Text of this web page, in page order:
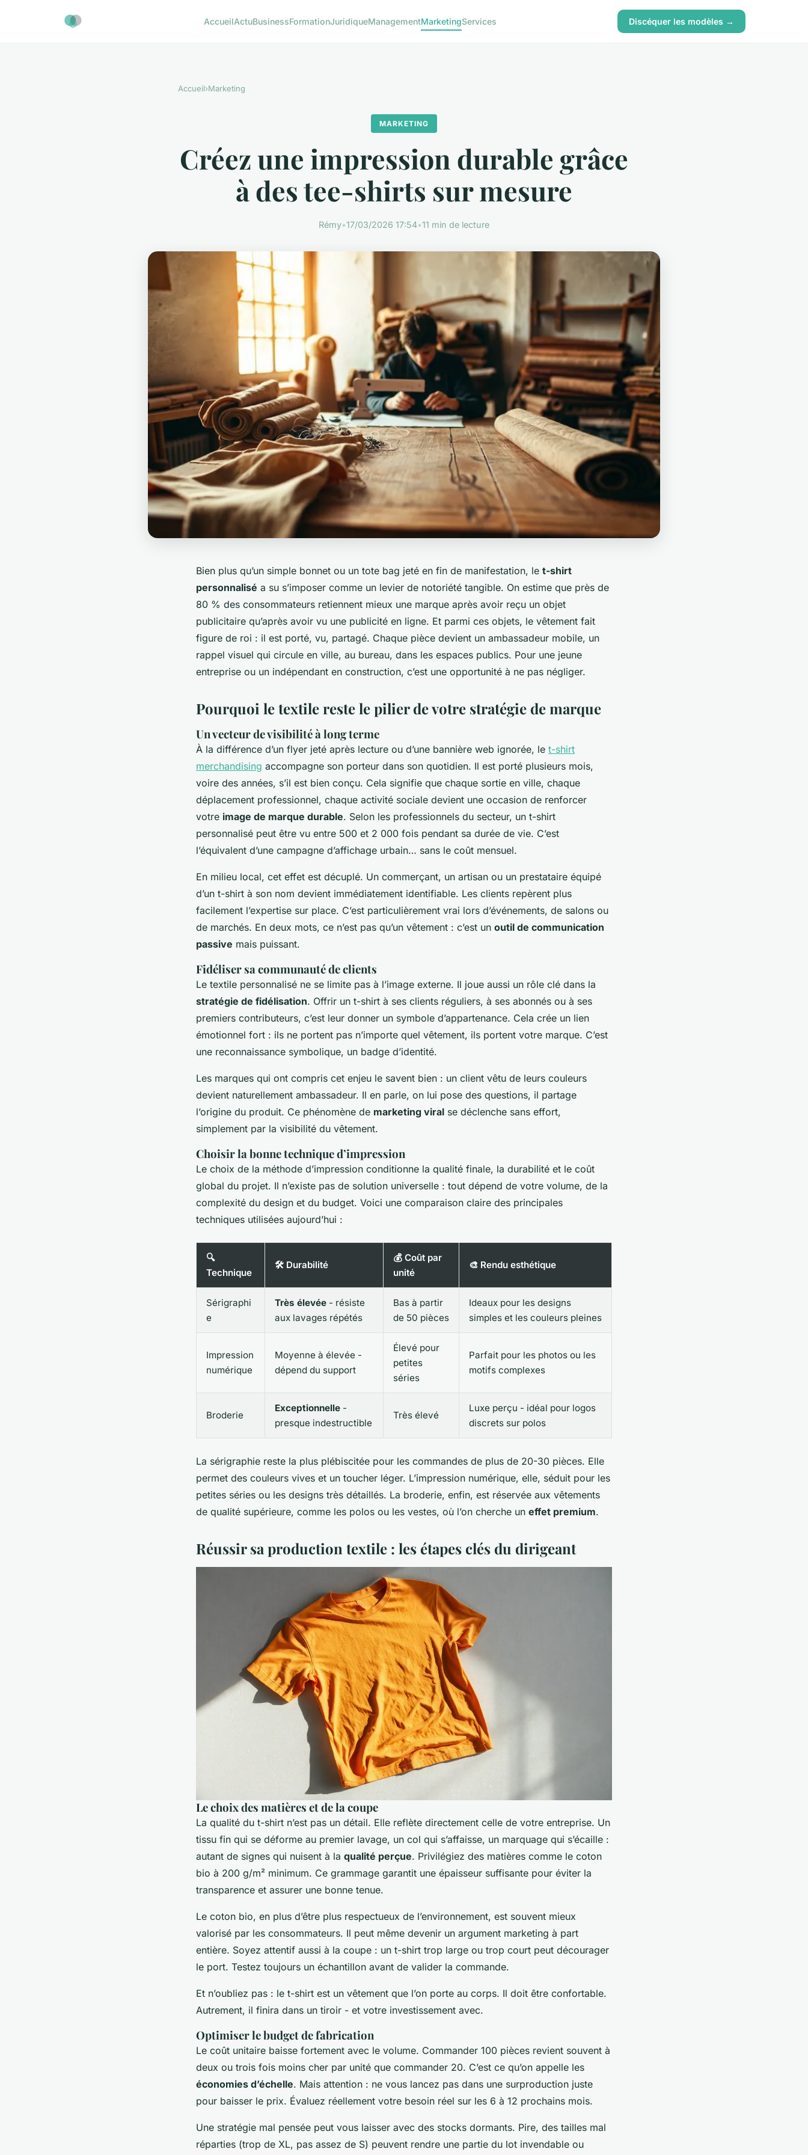
AccueilActuBusinessFormationJuridiqueManagementMarketingServices Discéquer les modèles →
Accueil›Marketing
MARKETING
Créez une impression durable grâce
à des tee-shirts sur mesure
Rémy•17/03/2026 17:54•11 min de lecture
Bien plus qu’un simple bonnet ou un tote bag jeté en fin de manifestation, le t-shirt
personnalisé a su s’imposer comme un levier de notoriété tangible. On estime que près de
80 % des consommateurs retiennent mieux une marque après avoir reçu un objet
publicitaire qu’après avoir vu une publicité en ligne. Et parmi ces objets, le vêtement fait
figure de roi : il est porté, vu, partagé. Chaque pièce devient un ambassadeur mobile, un
rappel visuel qui circule en ville, au bureau, dans les espaces publics. Pour une jeune
entreprise ou un indépendant en construction, c’est une opportunité à ne pas négliger.
Pourquoi le textile reste le pilier de votre stratégie de marque
Un vecteur de visibilité à long terme
À la différence d’un flyer jeté après lecture ou d’une bannière web ignorée, le t-shirt
merchandising accompagne son porteur dans son quotidien. Il est porté plusieurs mois,
voire des années, s’il est bien conçu. Cela signifie que chaque sortie en ville, chaque
déplacement professionnel, chaque activité sociale devient une occasion de renforcer
votre image de marque durable. Selon les professionnels du secteur, un t-shirt
personnalisé peut être vu entre 500 et 2 000 fois pendant sa durée de vie. C’est
l’équivalent d’une campagne d’affichage urbain… sans le coût mensuel.
En milieu local, cet effet est décuplé. Un commerçant, un artisan ou un prestataire équipé
d’un t-shirt à son nom devient immédiatement identifiable. Les clients repèrent plus
facilement l’expertise sur place. C’est particulièrement vrai lors d’événements, de salons ou
de marchés. En deux mots, ce n’est pas qu’un vêtement : c’est un outil de communication
passive mais puissant.
Fidéliser sa communauté de clients
Le textile personnalisé ne se limite pas à l’image externe. Il joue aussi un rôle clé dans la
stratégie de fidélisation. Offrir un t-shirt à ses clients réguliers, à ses abonnés ou à ses
premiers contributeurs, c’est leur donner un symbole d’appartenance. Cela crée un lien
émotionnel fort : ils ne portent pas n’importe quel vêtement, ils portent votre marque. C’est
une reconnaissance symbolique, un badge d’identité.
Les marques qui ont compris cet enjeu le savent bien : un client vêtu de leurs couleurs
devient naturellement ambassadeur. Il en parle, on lui pose des questions, il partage
l’origine du produit. Ce phénomène de marketing viral se déclenche sans effort,
simplement par la visibilité du vêtement.
Choisir la bonne technique d’impression
Le choix de la méthode d’impression conditionne la qualité finale, la durabilité et le coût
global du projet. Il n’existe pas de solution universelle : tout dépend de votre volume, de la
complexité du design et du budget. Voici une comparaison claire des principales
techniques utilisées aujourd’hui :
🔍
Technique
🛠️ Durabilité
💰 Coût par
unité
🎨 Rendu esthétique
Sérigraphi
e
Très élevée - résiste
aux lavages répétés
Bas à partir
de 50 pièces
Ideaux pour les designs
simples et les couleurs pleines
Impression
numérique
Moyenne à élevée -
dépend du support
Élevé pour
petites
séries
Parfait pour les photos ou les
motifs complexes
Broderie
Exceptionnelle -
presque indestructible
Très élevé
Luxe perçu - idéal pour logos
discrets sur polos
La sérigraphie reste la plus plébiscitée pour les commandes de plus de 20-30 pièces. Elle
permet des couleurs vives et un toucher léger. L’impression numérique, elle, séduit pour les
petites séries ou les designs très détaillés. La broderie, enfin, est réservée aux vêtements
de qualité supérieure, comme les polos ou les vestes, où l’on cherche un effet premium.
Réussir sa production textile : les étapes clés du dirigeant
Le choix des matières et de la coupe
La qualité du t-shirt n’est pas un détail. Elle reflète directement celle de votre entreprise. Un
tissu fin qui se déforme au premier lavage, un col qui s’affaisse, un marquage qui s’écaille :
autant de signes qui nuisent à la qualité perçue. Privilégiez des matières comme le coton
bio à 200 g/m² minimum. Ce grammage garantit une épaisseur suffisante pour éviter la
transparence et assurer une bonne tenue.
Le coton bio, en plus d’être plus respectueux de l’environnement, est souvent mieux
valorisé par les consommateurs. Il peut même devenir un argument marketing à part
entière. Soyez attentif aussi à la coupe : un t-shirt trop large ou trop court peut décourager
le port. Testez toujours un échantillon avant de valider la commande.
Et n’oubliez pas : le t-shirt est un vêtement que l’on porte au corps. Il doit être confortable.
Autrement, il finira dans un tiroir - et votre investissement avec.
Optimiser le budget de fabrication
Le coût unitaire baisse fortement avec le volume. Commander 100 pièces revient souvent à
deux ou trois fois moins cher par unité que commander 20. C’est ce qu’on appelle les
économies d’échelle. Mais attention : ne vous lancez pas dans une surproduction juste
pour baisser le prix. Évaluez réellement votre besoin réel sur les 6 à 12 prochains mois.
Une stratégie mal pensée peut vous laisser avec des stocks dormants. Pire, des tailles mal
réparties (trop de XL, pas assez de S) peuvent rendre une partie du lot invendable ou